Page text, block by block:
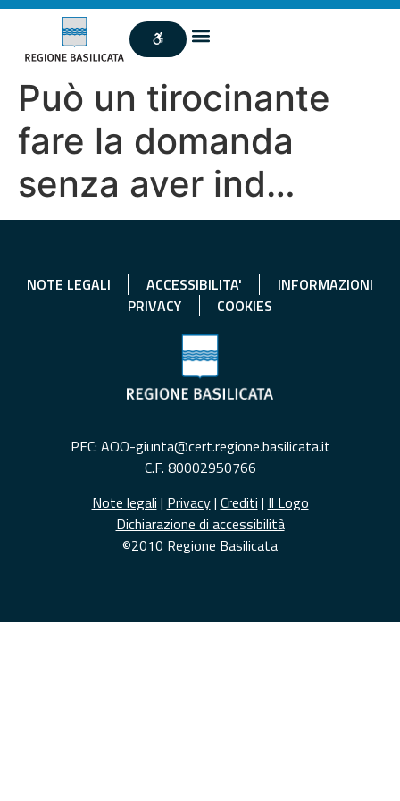
Può un tirocinante
fare la domanda
senza aver ind…
NOTE LEGALI ACCESSIBILITA'
INFORMAZIONI
PRIVACY
COOKIES
PEC: AOO-giunta@cert.regione.basilicata.it
C.F. 80002950766
Note legali | Privacy| Crediti | Il Logo
Dichiarazione di accessibilità
©2010 Regione Basilicata